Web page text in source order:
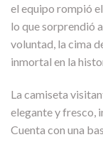
el equipo rompió
lo que sorprendió
voluntad, la cima
inmortal en la
La camiseta
elegante y fresco,
Cuenta con una